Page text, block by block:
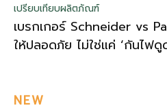
เปรียบเทียบผลิตภัณฑ์
เบรกเกอร์ Schneider vs
ให้ปลอดภัย ไม่ใช่แค่ ‘กันไฟดู
NEW